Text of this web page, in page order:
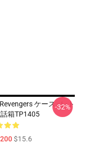
ケース - レト
箱TP1405
$15.6
-32%